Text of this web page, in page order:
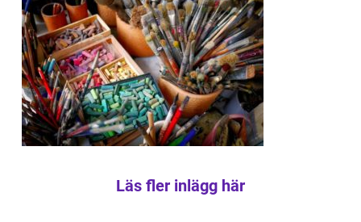
Läs fler inlägg här